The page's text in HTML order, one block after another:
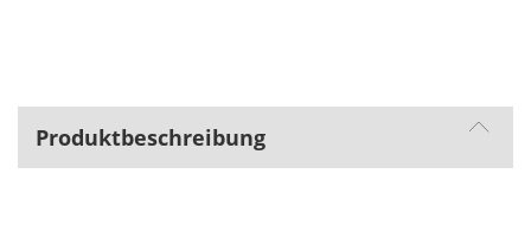
Produktbeschreibung